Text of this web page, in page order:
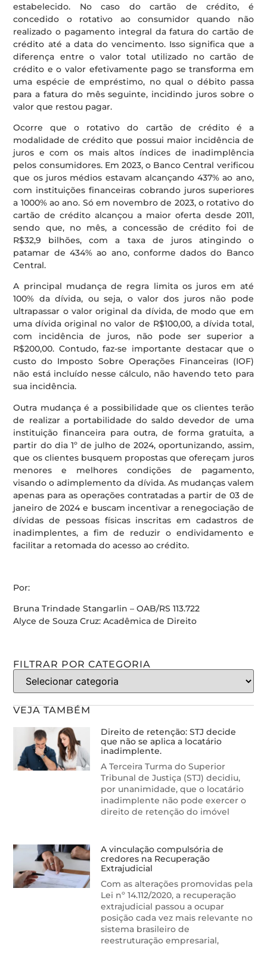
estabelecido. No caso do cartão de crédito, é
concedido o rotativo ao consumidor quando não
realizado o pagamento integral da fatura do cartão de
crédito até a data do vencimento. Isso significa que a
diferença entre o valor total utilizado no cartão de
crédito e o valor efetivamente pago se transforma em
uma espécie de empréstimo, no qual o débito passa
para a fatura do mês seguinte, incidindo juros sobre o
valor que restou pagar.
Ocorre que o rotativo do cartão de crédito é a
modalidade de crédito que possui maior incidência de
juros e com os mais altos índices de inadimplência
pelos consumidores. Em 2023, o Banco Central verificou
que os juros médios estavam alcançando 437% ao ano,
com instituições financeiras cobrando juros superiores
a 1000% ao ano. Só em novembro de 2023, o rotativo do
cartão de crédito alcançou a maior oferta desde 2011,
sendo que, no mês, a concessão de crédito foi de
R$32,9 bilhões, com a taxa de juros atingindo o
patamar de 434% ao ano, conforme dados do Banco
Central.
A principal mudança de regra limita os juros em até
100% da dívida, ou seja, o valor dos juros não pode
ultrapassar o valor original da dívida, de modo que em
uma dívida original no valor de R$100,00, a dívida total,
com incidência de juros, não pode ser superior a
R$200,00. Contudo, faz-se importante destacar que o
custo do Imposto Sobre Operações Financeiras (IOF)
não está incluído nesse cálculo, não havendo teto para
sua incidência.
Outra mudança é a possibilidade que os clientes terão
de realizar a portabilidade do saldo devedor de uma
instituição financeira para outra, de forma gratuita, a
partir do dia 1º de julho de 2024, oportunizando, assim,
que os clientes busquem propostas que ofereçam juros
menores e melhores condições de pagamento,
visando o adimplemento da dívida. As mudanças valem
apenas para as operações contratadas a partir de 03 de
janeiro de 2024 e buscam incentivar a renegociação de
dívidas de pessoas físicas inscritas em cadastros de
inadimplentes, a fim de reduzir o endividamento e
facilitar a retomada do acesso ao crédito.
Por:
Bruna Trindade Stangarlin – OAB/RS 113.722
Alyce de Souza Cruz: Acadêmica de Direito
FILTRAR POR CATEGORIA
VEJA TAMBÉM
Direito de retenção: STJ decide
que não se aplica a locatário
inadimplente.
A Terceira Turma do Superior
Tribunal de Justiça (STJ) decidiu,
por unanimidade, que o locatário
inadimplente não pode exercer o
direito de retenção do imóvel
A vinculação compulsória de
credores na Recuperação
Extrajudicial
Com as alterações promovidas pela
Lei nº 14.112/2020, a recuperação
extrajudicial passou a ocupar
posição cada vez mais relevante no
sistema brasileiro de
reestruturação empresarial,